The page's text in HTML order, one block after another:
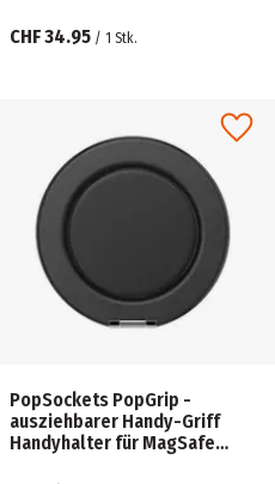
Silver
CHF 34.95 / 1 Stk.
PopSockets PopGrip -
ausziehbarer Handy-Griff
Handyhalter für MagSafe